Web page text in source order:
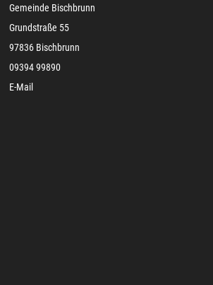
Gemeinde Bischbrunn
Grundstraße 55
97836 Bischbrunn
09394 99890
E-Mail